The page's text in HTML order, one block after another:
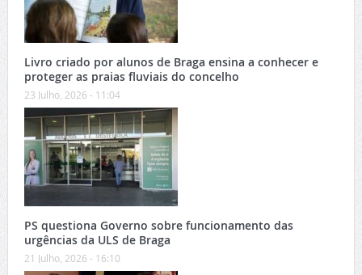
Livro criado por alunos de Braga ensina a conhecer e
proteger as praias fluviais do concelho
23 Julho, 2026 - 11:04
PS questiona Governo sobre funcionamento das
urgências da ULS de Braga
21 Julho, 2026 - 16:10